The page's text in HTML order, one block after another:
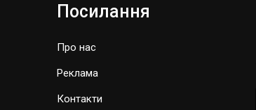
Посилання
Про нас
Реклама
Контакти